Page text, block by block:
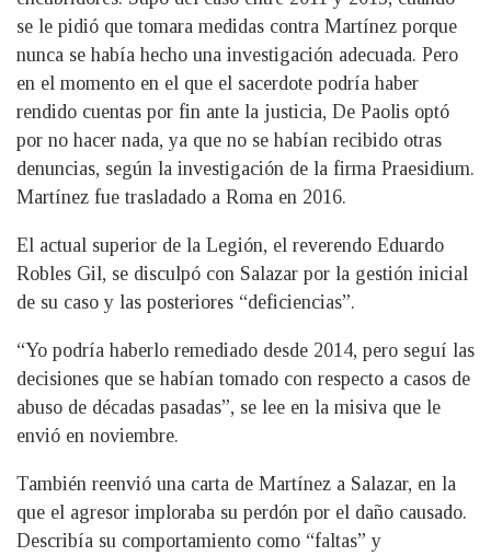
se le pidió que tomara medidas contra Martínez porque
nunca se había hecho una investigación adecuada. Pero
en el momento en el que el sacerdote podría haber
rendido cuentas por fin ante la justicia, De Paolis optó
por no hacer nada, ya que no se habían recibido otras
denuncias, según la investigación de la firma Praesidium.
Martínez fue trasladado a Roma en 2016.
El actual superior de la Legión, el reverendo Eduardo
Robles Gil, se disculpó con Salazar por la gestión inicial
de su caso y las posteriores “deficiencias”.
“Yo podría haberlo remediado desde 2014, pero seguí las
decisiones que se habían tomado con respecto a casos de
abuso de décadas pasadas”, se lee en la misiva que le
envió en noviembre.
También reenvió una carta de Martínez a Salazar, en la
que el agresor imploraba su perdón por el daño causado.
Describía su comportamiento como “faltas” y